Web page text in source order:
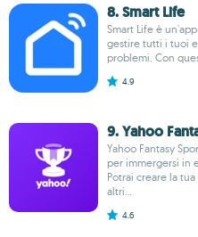
8. Smart Life
Smart Life è
gestire tutti i tuoi
problemi. Con
4.9
9. Yahoo
Yahoo Fantasy
per immergersi in
Potrai creare la
altri...
4.6